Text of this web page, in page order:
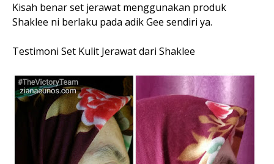
Kisah benar set jerawat menggunakan produk
Shaklee ni berlaku pada adik Gee sendiri ya.
Testimoni Set Kulit Jerawat dari Shaklee